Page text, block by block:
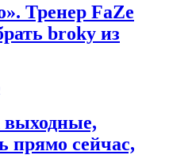
Тренер FaZe
broky из
выходные,
прямо сейчас,